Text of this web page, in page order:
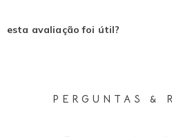
esta avaliação foi útil?
PERGUNTAS &